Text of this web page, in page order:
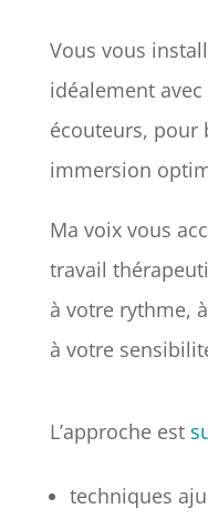
Vous vous
idéalement
écouteurs, pour
immersion
Ma voix vous
travail
à votre rythme,
à votre
L’approche est
techniques